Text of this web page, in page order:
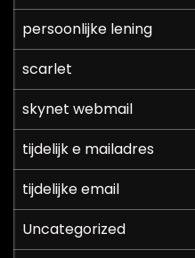
persoonlijke lening
scarlet
skynet webmail
tijdelijk e mailadres
tijdelijke email
Uncategorized